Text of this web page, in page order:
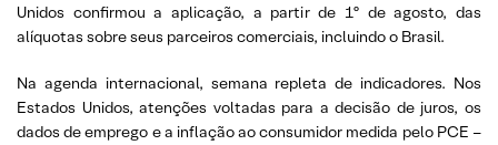
Unidos confirmou a aplicação, a partir de 1º de agosto, das
alíquotas sobre seus parceiros comerciais, incluindo o Brasil.
Na agenda internacional, semana repleta de indicadores. Nos
Estados Unidos, atenções voltadas para a decisão de juros, os
dados de emprego e a inflação ao consumidor medida pelo PCE –